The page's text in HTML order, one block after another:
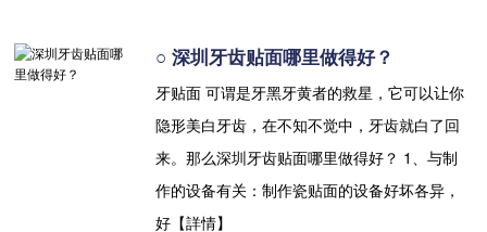
○ 深圳牙齿贴面哪里做得好？
牙贴面 可谓是牙黑牙黄者的救星，它可以让你
隐形美白牙齿，在不知不觉中，牙齿就白了回
来。那么深圳牙齿贴面哪里做得好？ 1、与制
作的设备有关：制作瓷贴面的设备好坏各异，
好【詳情】